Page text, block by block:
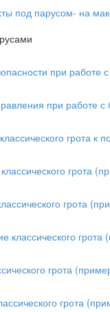
под парусом- на
при работе
при работе с
грота
грота
грота
классического
грота
грота